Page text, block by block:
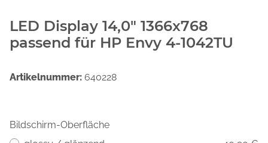
LED Display 14,0" 1366x768
passend für HP Envy 4-1042TU
Artikelnummer: 640228
Bildschirm-Oberfläche